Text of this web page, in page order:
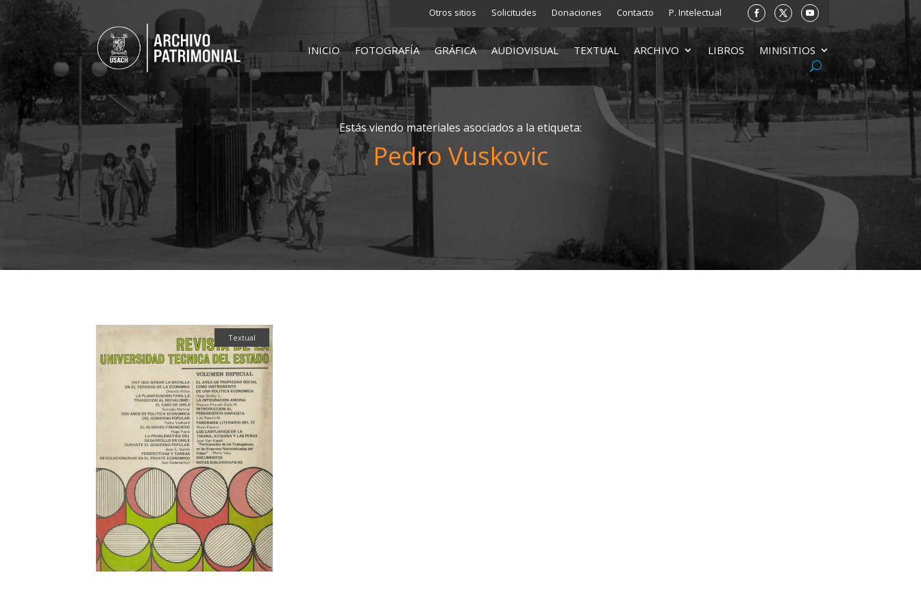
Otros sitios Solicitudes Donaciones Contacto P. Intelectual
INICIO FOTOGRAFÍA GRÁFICA AUDIOVISUAL TEXTUAL ARCHIVO LIBROS MINISITIOS
Estás viendo materiales asociados a la etiqueta:
Pedro Vuskovic
Textual